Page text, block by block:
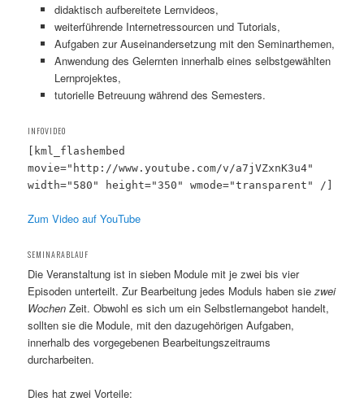
didaktisch aufbereitete Lernvideos,
weiterführende Internetressourcen und Tutorials,
Aufgaben zur Auseinandersetzung mit den Seminarthemen,
Anwendung des Gelernten innerhalb eines selbstgewählten
Lernprojektes,
tutorielle Betreuung während des Semesters.
INFOVIDEO
[kml_flashembed
movie="http://www.youtube.com/v/a7jVZxnK3u4"
width="580" height="350" wmode="transparent" /]
Zum Video auf YouTube
SEMINARABLAUF
Die Veranstaltung ist in sieben Module mit je zwei bis vier
Episoden unterteilt. Zur Bearbeitung jedes Moduls haben siezwei
Wochen Zeit. Obwohl es sich um ein Selbstlernangebot handelt,
sollten sie die Module, mit den dazugehörigen Aufgaben,
innerhalb des vorgegebenen Bearbeitungszeitraums
durcharbeiten.
Dies hat zwei Vorteile: